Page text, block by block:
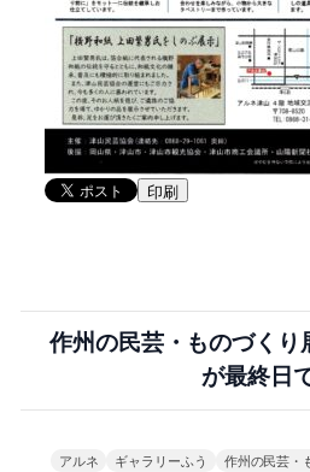
印刷
作州の民芸・ものづくり
が最終日
アルネ ギャラリーふう 作州の民芸・